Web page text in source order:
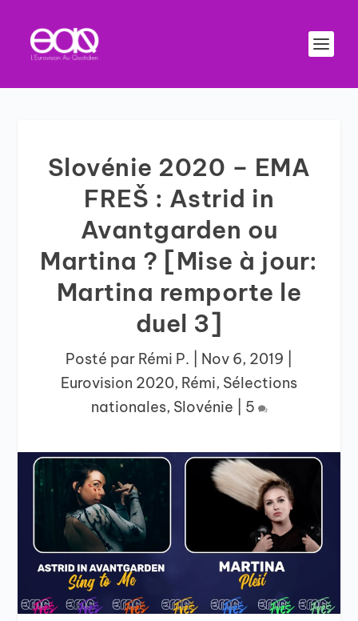
Slovénie 2020 – EMA
FREŠ : Astrid in
Avantgarden ou
Martina ? [Mise à jour:
Martina remporte le
duel 3]
Posté par Rémi P. Nov 6, 2019
Eurovision 2020, Rémi, Sélections
nationales, Slovénie 5